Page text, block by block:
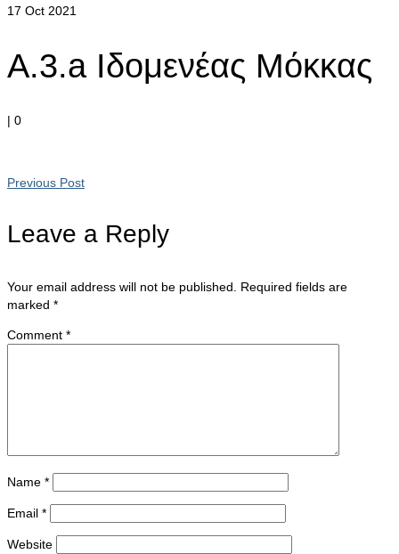
17 Oct 2021
A.3.a Ιδομενέας Μόκκας
| 0
Previous Post
Leave a Reply
Your email address will not be published.
Required fields are
marked *
Comment *
Name *
Email *
Website